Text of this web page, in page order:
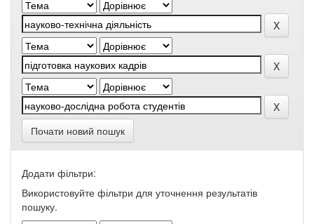
Почати новий пошук
Додати фільтри:
Використовуйте фільтри для уточнення результатів
пошуку.